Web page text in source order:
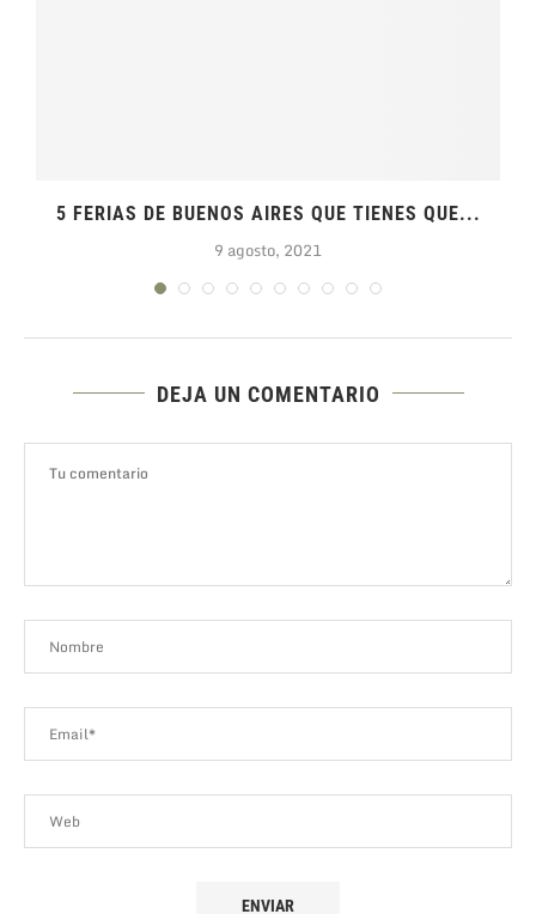
5 FERIAS DE BUENOS AIRES QUE TIENES QUE...
9 agosto, 2021
DEJA UN COMENTARIO